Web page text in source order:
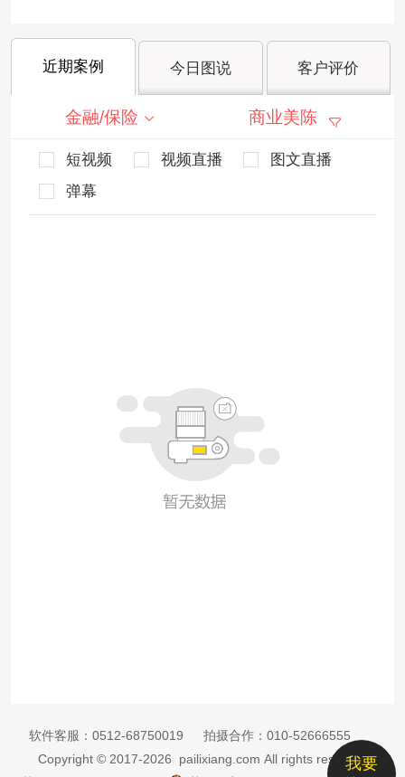
近期案例 今日图说 客户评价
金融/保险 商业美陈
短视频 视频直播
图文直播
弹幕
我要
软件客服： 0512-68750019 拍摄合作： 010-52666555
Copyright © 2017-2026 pailixiang.com All rights reserved